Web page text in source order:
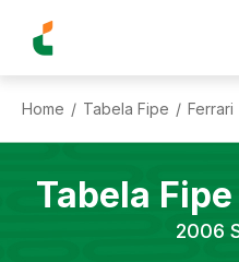
Home / Tabela Fipe / Ferrari
Tabela Fipe
2006